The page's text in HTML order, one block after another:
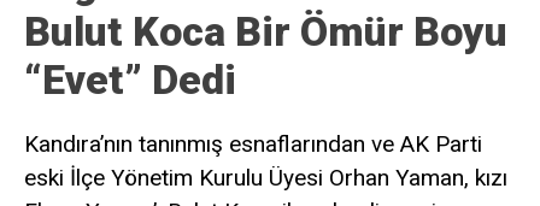
Bulut Koca Bir Ömür Boyu
“Evet” Dedi
Kandıra’nın tanınmış esnaflarından ve AK Parti
eski İlçe Yönetim Kurulu Üyesi Orhan Yaman, kızı